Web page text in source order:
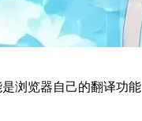
浏览器自己的翻译功能